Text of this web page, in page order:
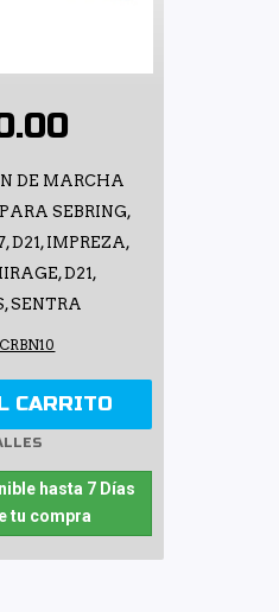
DE MARCHA
SEBRING,
D21, IMPREZA,
D21,
SENTRA
CARRITO
hasta 7 Días
tu compra